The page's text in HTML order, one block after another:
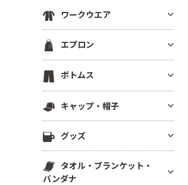
グラフィックTシャツ
ワンピース・チュニック
メンズカットソー
その他Tシャツ
スポーツ用インナー
ビブス
スポーツ ソックス
スポーツアクセサリー
フリースジャケット
ポンチョ
はっぴ
その他ジャケット・アウター
厚手長袖Tシャツ(6.5oz～)
ビッグシルエット長袖Tシャツ
Vネック長袖Tシャツ
後染め・ピグメント長袖Tシャ
その他長袖Tシャツ
キャミソール
ナイロン・ポリエステルバッグ
保冷・保温バッグ
デニムバッグ
ショルダーバッグ
サコッシュ・スマホショルダー
エコ素材(SDGs) バッグ・ポー
チ
半袖シャツ
長袖シャツ
7分袖・5分袖シャツ
ワークシャツ
チェックシャツ
アロハ・柄物シャツ
シャツジャケット
ワークウエア
ワークシャツ(半袖)
ワークシャツ(長袖)
ワークパンツ
ワーク系アウター
つなぎ・オーバーオール
調理服・コックウェア
スクラブ
白衣・医療用ジャケット
エプロン
胸当てエプロン
ショートエプロン
ミドルエプロン
ロング(ソムリエ)エプロン
帆前掛け
ボトムス
ロングパンツ
ハーフパンツ
ショーツ
スウェットパンツ(裏毛)
スウェットパンツ(裏起毛)
キャップ・帽子
キャップ
ニットキャップ
ハット
グッズ
マグカップ・湯呑
ボトル・タンブラー
タオル・ブランケット・
バンダナ